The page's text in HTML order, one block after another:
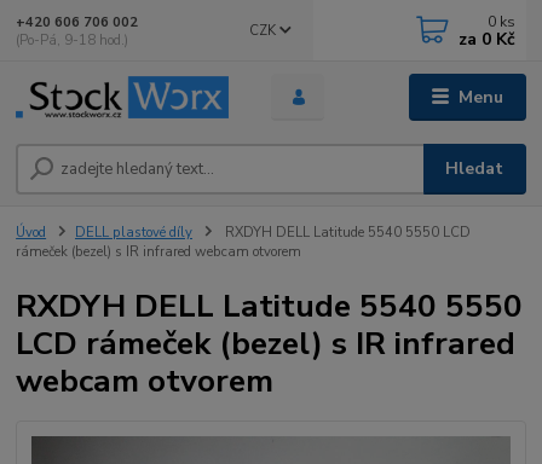
Menu
CZK
Hledat
+420 606 706 002
(Po-Pá, 9-18 hod.)
0 ks
za 0 Kč
Úvod DELL plastové díly
RXDYH DELL Latitude 5540 5550 LCD
rámeček (bezel) s IR infrared webcam otvorem
RXDYH DELL Latitude 5540 5550
LCD rámeček (bezel) s IR infrared
webcam otvorem